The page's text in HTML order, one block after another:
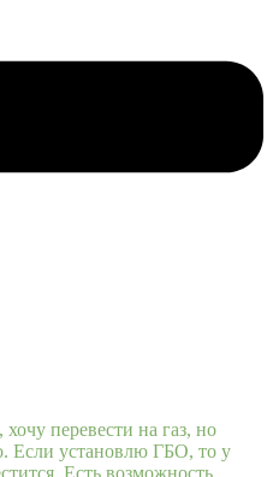
перевести на газ, но
Если установлю ГБО, то у
Есть возможность